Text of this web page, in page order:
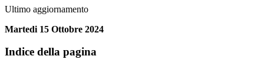
Ultimo aggiornamento
Martedi 15 Ottobre 2024
Indice della pagina